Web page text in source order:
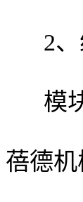
2
模
蓓德